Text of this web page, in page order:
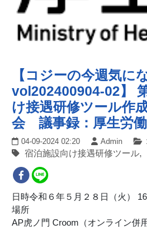
【コジーの今週気に
vol202400904-02】
け接遇研修ツール作
会 議事録：厚生労
04-09-2024 02:20 Admin
宿泊施設向け接遇研修ツール,
日時令和６年５月２８日（火）
場所
AP虎ノ門 Croom（オンライン併用